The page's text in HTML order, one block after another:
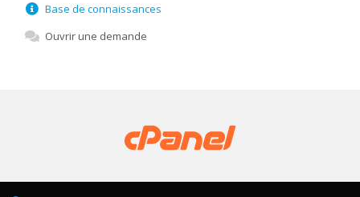
Base de connaissances
Ouvrir une demande